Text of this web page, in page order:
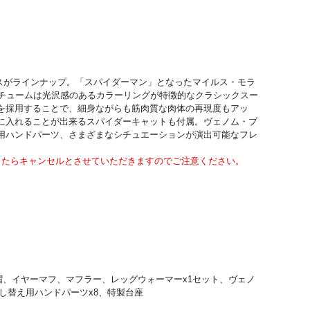
ラインナップ。「スパイダーマン」となったマイルス・モラ
ームは光沢感のあるカラーリングが特徴的なクラシックスー
用することで、細身ながらも筋肉質な肉体の再現度もアッ
れることが出来るスパイダーキャットも付属。ヴェノム・ブ
ンドパーツ、さまざまなシチュエーションが演出可能なフレ
キャンセルとさせていただきますのでご注意ください。
イヤーマフ、マフラー、レッグウォーマーx1セット、ヴェノ
替え用ハンドパーツx8、特製台座